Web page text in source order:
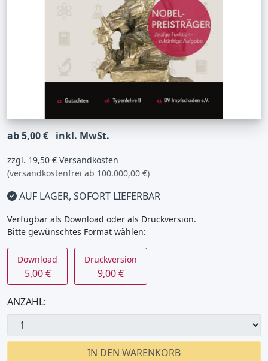
ab 5,00 € inkl. MwSt.
zzgl. 19,50 € Versandkosten
(versandkostenfrei ab 100.000,00 €)
AUF LAGER, SOFORT LIEFERBAR
Verfügbar als Download oder als Druckversion.
Bitte gewünschtes Format wählen:
Download
5,00 €
Druckversion
9,00 €
ANZAHL:
IN DEN WARENKORB